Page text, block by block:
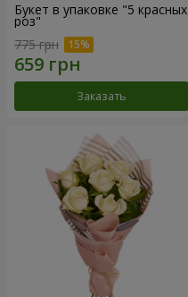
Букет в упаковке "5 красных
роз"
775 грн
Заказать